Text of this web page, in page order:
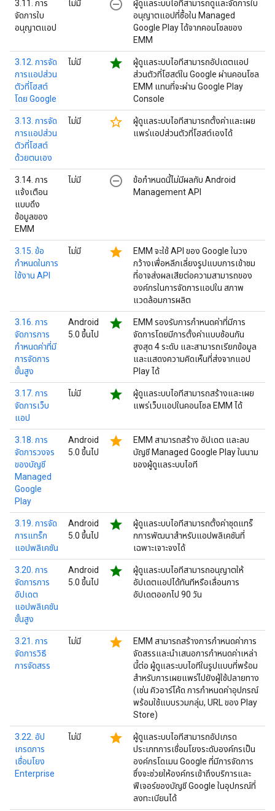
3.11. การ
จัดการใบ
อนุญาตแอป
ไม่มี remove_circle_outline
ผู้ดูแลระบบไอทีสามารถดูและจัดการใบ
อนุญาตแอปที่ซื้อใน Managed
Google Play ได้จากคอนโซลของ
EMM
3.12. การจัด
การแอปส่วน
ตัวที่โฮสต์
โดย Google
ไม่มี star
ผู้ดูแลระบบไอทีสามารถอัปเดตแอป
ส่วนตัวที่โฮสต์ใน Google ผ่านคอนโซล
EMM แทนที่จะผ่าน Google Play
Console
3.13. การจัด
การแอปส่วน
ตัวที่โฮสต์
ด้วยตนเอง
ไม่มี star_border
ผู้ดูแลระบบไอทีสามารถตั้งค่าและเผย
แพร่แอปส่วนตัวที่โฮสต์เองได้
3.14. การ
แจ้งเตือน
แบบดึง
ข้อมูลของ
EMM
ไม่มี remove_circle_outline
ข้อกำหนดนี้ไม่มีผลกับ Android
Management API
3.15. ข้อ
กำหนดในการ
ใช้งาน API
ไม่มี star
EMM จะใช้ API ของ Google ในวง
กว้างเพื่อหลีกเลี่ยงรูปแบบการเข้าชม
ที่อาจส่งผลเสียต่อความสามารถของ
องค์กรในการจัดการแอปใน สภาพ
แวดล้อมการผลิต
3.16. การ
จัดการการ
กำหนดค่าที่มี
การจัดการ
ขั้นสูง
Android
5.0 ขึ้นไป
star
EMM รองรับการกำหนดค่าที่มีการ
จัดการโดยมีการตั้งค่าแบบซ้อนกัน
สูงสุด 4 ระดับ และสามารถเรียกข้อมูล
และแสดงความคิดเห็นที่ส่งจากแอป
Play ได้
3.17. การ
จัดการเว็บ
แอป
ไม่มี star
ผู้ดูแลระบบไอทีสามารถสร้างและเผย
แพร่เว็บแอปในคอนโซล EMM ได้
3.18. การ
จัดการวงจร
ของบัญชี
Managed
Google
Play
Android
5.0 ขึ้นไป
star
EMM สามารถสร้าง อัปเดต และลบ
บัญชี Managed Google Play ในนาม
ของผู้ดูแลระบบไอที
3.19. การจัด
การแทร็ก
แอปพลิเคชัน
Android
5.0 ขึ้นไป
star
ผู้ดูแลระบบไอทีสามารถตั้งค่าชุดแทร็
กการพัฒนาสำหรับแอปพลิเคชันที่
เฉพาะเจาะจงได้
3.20. การ
จัดการการ
อัปเดต
แอปพลิเคชัน
ขั้นสูง
Android
5.0 ขึ้นไป
star
ผู้ดูแลระบบไอทีสามารถอนุญาตให้
อัปเดตแอปได้ทันทีหรือเลื่อนการ
อัปเดตออกไป 90 วัน
3.21. การ
จัดการวิธี
การจัดสรร
ไม่มี star
EMM สามารถสร้างการกำหนดค่าการ
จัดสรรและนำเสนอการกำหนดค่าเหล่า
นี้ต่อ ผู้ดูแลระบบไอทีในรูปแบบที่พร้อม
สำหรับการเผยแพร่ไปยังผู้ใช้ปลายทาง
(เช่น คิวอาร์โค้ด การกำหนดค่าอุปกรณ์
พร้อมใช้แบบรวมกลุ่ม, URL ของ Play
Store)
3.22. อัป
เกรดการ
เชื่อมโยง
Enterprise
ไม่มี star
ผู้ดูแลระบบไอทีสามารถอัปเกรด
ประเภทการเชื่อมโยงระดับองค์กรเป็น
องค์กรโดเมน Google ที่มีการจัดการ
ซึ่งจะช่วยให้องค์กรเข้าถึงบริการและ
ฟีเจอร์ของบัญชี Google ในอุปกรณ์ที่
ลงทะเบียนได้